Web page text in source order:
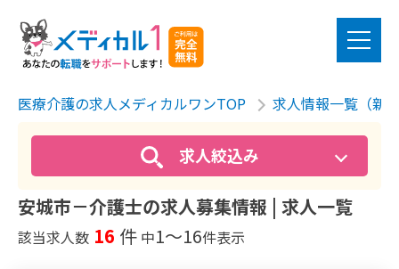
医療介護の求人メディカルワンTOP 求人情報一覧（新
求人絞込み
安城市－介護士の求人募集情報 | 求人一覧
該当求人数 16 件 中1〜16件表示